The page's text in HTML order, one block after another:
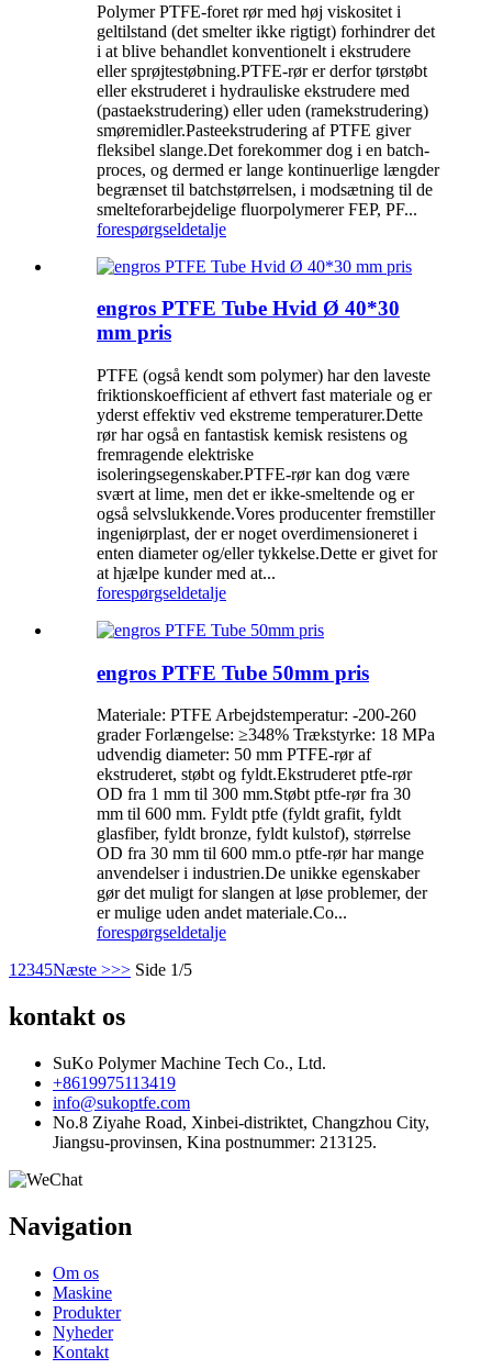
Polymer PTFE-foret rør med høj viskositet i
geltilstand (det smelter ikke rigtigt) forhindrer det
i at blive behandlet konventionelt i ekstrudere
eller sprøjtestøbning.PTFE-rør er derfor tørstøbt
eller ekstruderet i hydrauliske ekstrudere med
(pastaekstrudering) eller uden (ramekstrudering)
smøremidler.Pasteekstrudering af PTFE giver
fleksibel slange.Det forekommer dog i en batch-
proces, og dermed er lange kontinuerlige længder
begrænset til batchstørrelsen, i modsætning til de
smelteforarbejdelige fluorpolymerer FEP, PF...
forespørgseldetalje
engros PTFE Tube Hvid Ø 40*30
mm pris
PTFE (også kendt som polymer) har den laveste
friktionskoefficient af ethvert fast materiale og er
yderst effektiv ved ekstreme temperaturer.Dette
rør har også en fantastisk kemisk resistens og
fremragende elektriske
isoleringsegenskaber.PTFE-rør kan dog være
svært at lime, men det er ikke-smeltende og er
også selvslukkende.Vores producenter fremstiller
ingeniørplast, der er noget overdimensioneret i
enten diameter og/eller tykkelse.Dette er givet for
at hjælpe kunder med at...
forespørgseldetalje
engros PTFE Tube 50mm pris
Materiale: PTFE Arbejdstemperatur: -200-260
grader Forlængelse: ≥348% Trækstyrke: 18 MPa
udvendig diameter: 50 mm PTFE-rør af
ekstruderet, støbt og fyldt.Ekstruderet ptfe-rør
OD fra 1 mm til 300 mm.Støbt ptfe-rør fra 30
mm til 600 mm. Fyldt ptfe (fyldt grafit, fyldt
glasfiber, fyldt bronze, fyldt kulstof), størrelse
OD fra 30 mm til 600 mm.o ptfe-rør har mange
anvendelser i industrien.De unikke egenskaber
gør det muligt for slangen at løse problemer, der
er mulige uden andet materiale.Co...
forespørgseldetalje
12345Næste >>> Side 1/5
kontakt os
SuKo Polymer Machine Tech Co., Ltd.
+8619975113419
info@sukoptfe.com
No.8 Ziyahe Road, Xinbei-distriktet, Changzhou City,
Jiangsu-provinsen, Kina postnummer: 213125.
Navigation
Om os
Maskine
Produkter
Nyheder
Kontakt